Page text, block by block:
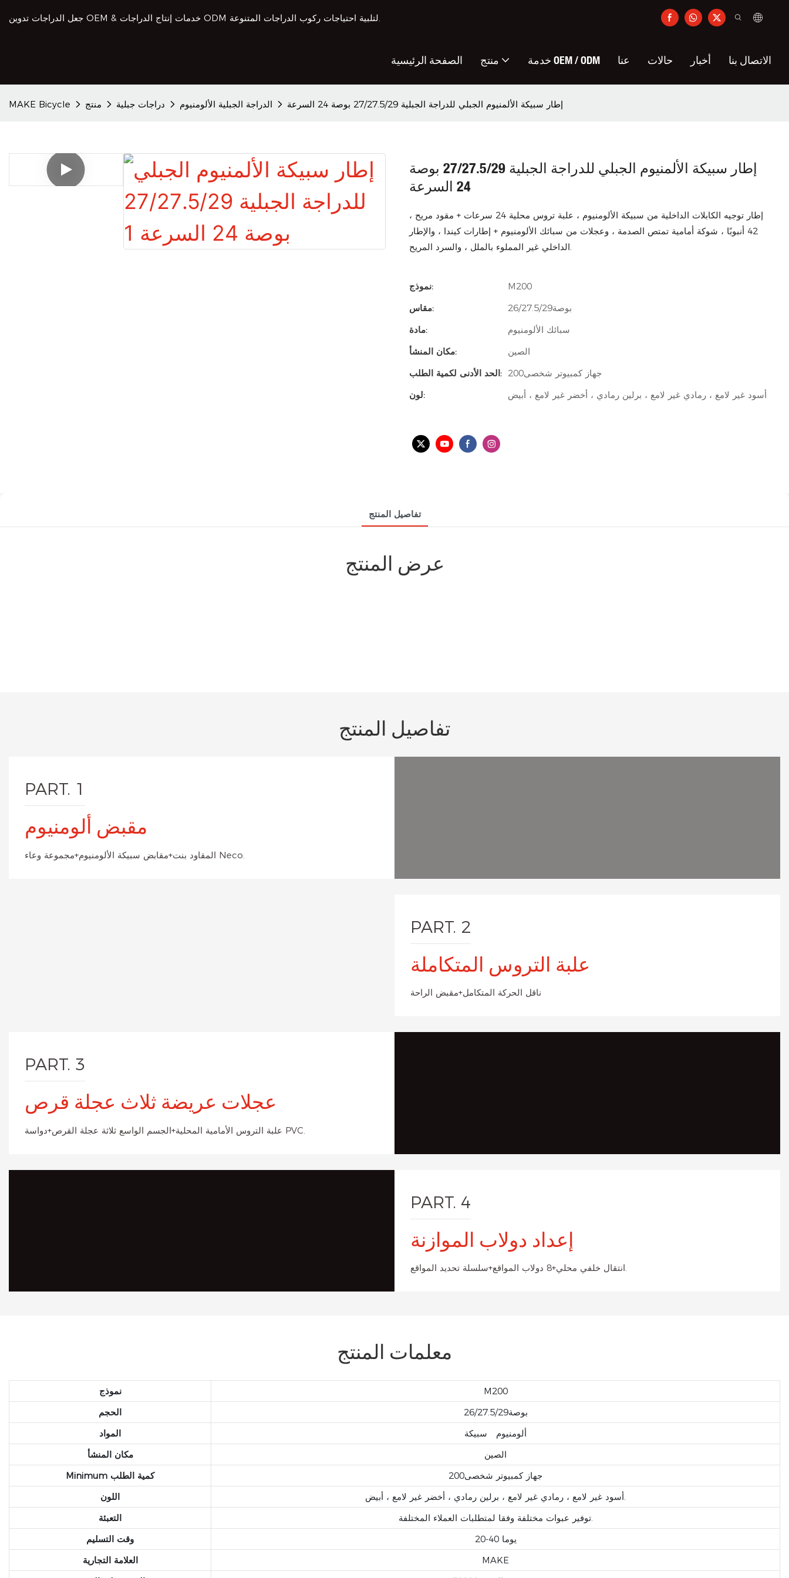
الصفحة الرئيسية منتج خدمة OEM / ODM عنا حالات أخبار الاتصال بنا
MAKE Bicycle منتج دراجات جبلية الدراجة الجبلية الألومنيوم إطار سبيكة الألمنيوم الجبلي للدراجة الجبلية 27/27.5/29 بوصة 24 السرعة
إطار سبيكة الألمنيوم الجبلي للدراجة الجبلية 27/27.5/29 بوصة
24 السرعة
إطار توجيه الكابلات الداخلية من سبيكة الألومنيوم ، علبة تروس محلية 24 سرعات + مقود مريح ،
42 أنبوبًا ، شوكة أمامية تمتص الصدمة ، وعجلات من سبائك الألومنيوم + إطارات كيندا ، والإطار
نموذج:
M200
مقاس:
بوصة26/27.5/29
مادة:
سبائك الألومنيوم
مكان المنشأ:
الصين
الحد الأدنى لكمية الطلب:
جهاز كمبيوتر شخصى200
لون:
أسود غير لامع ، رمادي غير لامع ، برلين رمادي ، أخضر غير لامع ، أبيض
تفاصيل المنتج
عرض المنتج
تفاصيل المنتج
PART. 1
مقبض ألومنيوم
المقاود بنت+مقابض سبيكة الألومنيوم+مجموعة وعاء Neco.
PART. 2
علبة التروس المتكاملة
PART. 3
عجلات عريضة ثلاث عجلة قرص
علبة التروس الأمامية المحلية+الجسم الواسع ثلاثة عجلة القرص+دواسة PVC.
PART. 4
إعداد دولاب الموازنة
انتقال خلفي محلي+8 دولاب المواقع+سلسلة تحديد المواقع.
معلمات المنتج
نموذج
M200
الحجم
بوصة26/27.5/29
المواد
ألومنيوم
سبيكة
مكان المنشأ
الصين
Minimum كمية الطلب
جهاز كمبيوتر شخصى200
اللون
التعبئة
توفير عبوات مختلفة وفقا لمتطلبات العملاء المختلفة.
وقت التسليم
20-40 يوما
العلامة التجارية
MAKE